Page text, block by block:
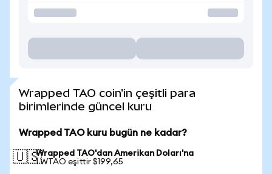
Wrapped TAO coin'in çeşitli para
birimlerinde güncel kuru
Wrapped TAO kuru bugün ne kadar?
🇺🇸Wrapped TAO'dan Amerikan Doları'na
1 WTAO eşittir $199,65